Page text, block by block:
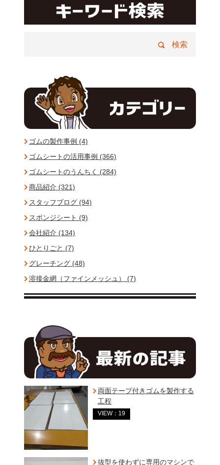
ゴムの製作事例 (4)
ゴムシートの活用事例 (366)
ゴムシートのうんちく (284)
商品紹介 (321)
スタッフブログ (94)
スポンジシート (9)
会社紹介 (134)
ひとりごと (7)
グレーチング (48)
溶接金網（ファインメッシュ） (7)
両面テープ付きゴムを製作する
工程
VIEW：19
抜型を使わずに専用のマシンで